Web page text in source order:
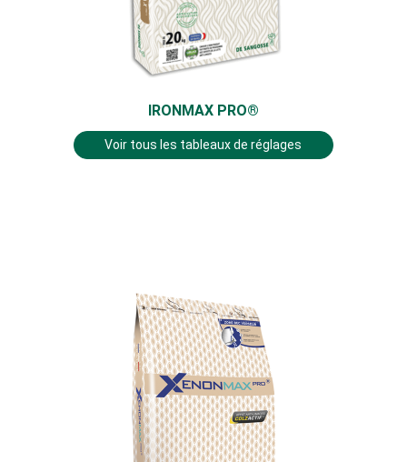
IRONMAX PRO®
Voir tous les tableaux de réglages